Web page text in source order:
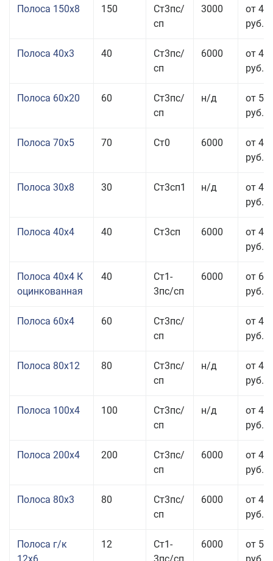
Полоса 150x8 150
Ст3пс/
сп
3000
от 42
руб.
Полоса 40x3 40
Ст3пс/
сп
6000
от 46
руб.
Полоса 60x20 60
Ст3пс/
сп
н/д
от 53
руб.
Полоса 70x5 70 Ст0 6000
от 45
руб.
Полоса 30x8 30 Ст3сп1 н/д
от 44
руб.
Полоса 40x4 40 Ст3сп 6000
от 43
руб.
Полоса 40x4 К
оцинкованная
40
Ст1-
3пс/сп
6000
от 68
руб.
Полоса 60x4 60
Ст3пс/
сп
от 43
руб.
Полоса 80x12 80
Ст3пс/
сп
н/д
от 46
руб.
Полоса 100x4 100
Ст3пс/
сп
н/д
от 44
руб.
Полоса 200x4 200
Ст3пс/
сп
6000
от 48
руб.
Полоса 80x3 80
Ст3пс/
сп
6000
от 47
руб.
Полоса г/к
12
Ст1-
6000
от 52